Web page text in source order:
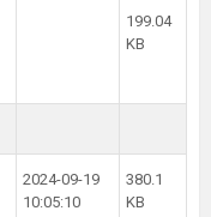
199.04
KB
2024-09-19
10:05:10
380.1
KB